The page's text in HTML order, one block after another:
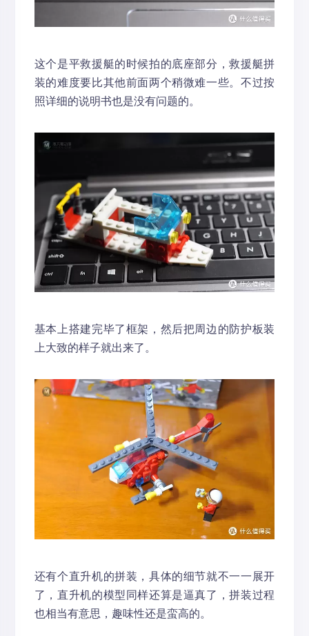
这个是平救援艇的时候拍的底座部分，救援艇拼
装的难度要比其他前面两个稍微难一些。不过按
照详细的说明书也是没有问题的。
基本上搭建完毕了框架，然后把周边的防护板装
上大致的样子就出来了。
还有个直升机的拼装，具体的细节就不一一展开
了，直升机的模型同样还算是逼真了，拼装过程
也相当有意思，趣味性还是蛮高的。